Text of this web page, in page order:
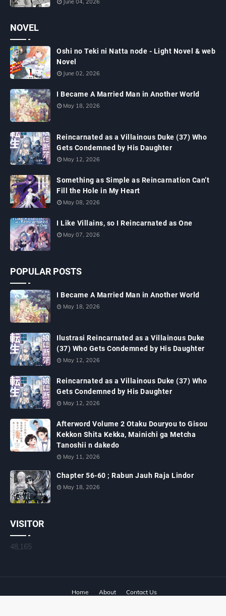
June 04, 2026
NOVEL
Oshi no Teki ni Natta node - Light Novel & web
Novel
June 02, 2026
I Became A Married Man in Another World
May 18, 2026
Reincarnated as a Villainous Duke (37) Who
Gets Condemned by His Daughter
May 12, 2026
Something as Simple as Reincarnation Can’t
Fill the Hole in My Heart
May 08, 2026
I Like Villains, so I Reincarnated as One
May 07, 2026
POPULAR POSTS
I Became A Married Man in Another World
May 18, 2026
Ilustrasi Reincarnated as a Villainous Duke
(37) Who Gets Condemned by His Daughter
May 12, 2026
Reincarnated as a Villainous Duke (37) Who
Gets Condemned by His Daughter
May 12, 2026
Afterword Volume 2 Otaku Douryou to Gisou
Kekkon Shita Kekka, Mainichi ga Metcha
Tanoshii n dakedo
May 11, 2026
Chapter 56-60 ; Rabun Jauh Raja Lindor
May 18, 2026
VISITOR
48,165
Home About
Contact Us